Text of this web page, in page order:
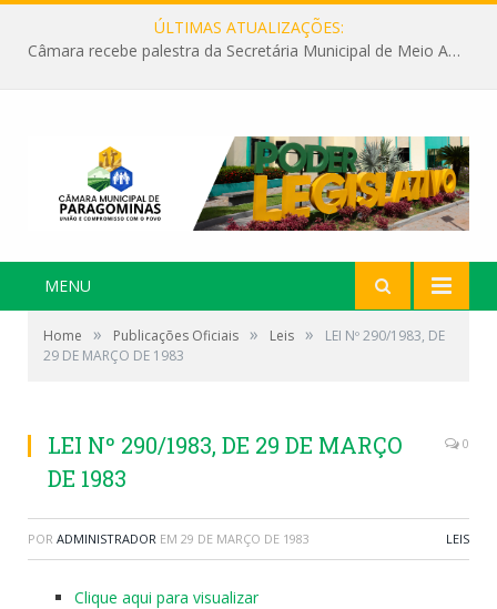
ÚLTIMAS ATUALIZAÇÕES:
Câmara recebe palestra da Secretária Municipal de Meio Ambiente sobre as ações da “SEMANA DO MEIO AMBIENTE”
MENU
Home » Publicações Oficiais » Leis »
LEI Nº 290/1983, DE
29 DE MARÇO DE 1983
LEI Nº 290/1983, DE 29 DE MARÇO
DE 1983
0
POR ADMINISTRADOR EM 29 DE MARÇO DE 1983 LEIS
Clique aqui para visualizar